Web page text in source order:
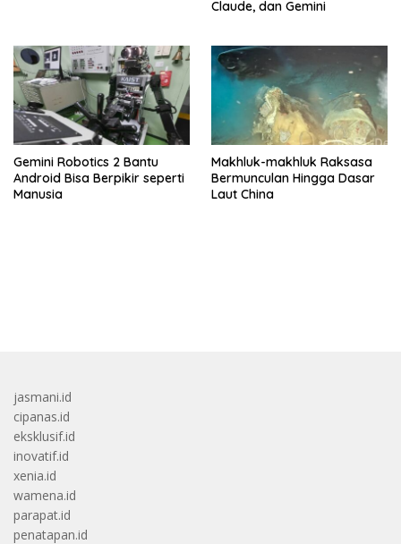
Claude, dan Gemini
Gemini Robotics 2 Bantu
Android Bisa Berpikir seperti
Manusia
Makhluk-makhluk Raksasa
Bermunculan Hingga Dasar
Laut China
jasmani.id
cipanas.id
eksklusif.id
inovatif.id
xenia.id
wamena.id
parapat.id
penatapan.id